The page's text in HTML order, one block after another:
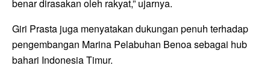
benar dirasakan oleh rakyat,” ujarnya.
Giri Prasta juga menyatakan dukungan penuh terhadap
pengembangan Marina Pelabuhan Benoa sebagai hub
bahari Indonesia Timur.